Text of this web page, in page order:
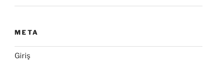
META
Giriş